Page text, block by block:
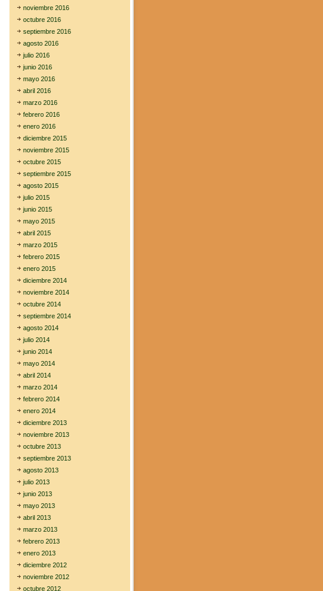
noviembre 2016
octubre 2016
septiembre 2016
agosto 2016
julio 2016
junio 2016
mayo 2016
abril 2016
marzo 2016
febrero 2016
enero 2016
diciembre 2015
noviembre 2015
octubre 2015
septiembre 2015
agosto 2015
julio 2015
junio 2015
mayo 2015
abril 2015
marzo 2015
febrero 2015
enero 2015
diciembre 2014
noviembre 2014
octubre 2014
septiembre 2014
agosto 2014
julio 2014
junio 2014
mayo 2014
abril 2014
marzo 2014
febrero 2014
enero 2014
diciembre 2013
noviembre 2013
octubre 2013
septiembre 2013
agosto 2013
julio 2013
junio 2013
mayo 2013
abril 2013
marzo 2013
febrero 2013
enero 2013
diciembre 2012
noviembre 2012
octubre 2012